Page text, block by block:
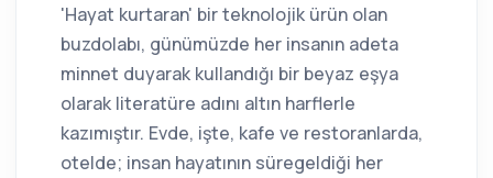
'Hayat kurtaran' bir teknolojik ürün olan
buzdolabı, günümüzde her insanın adeta
minnet duyarak kullandığı bir beyaz eşya
olarak literatüre adını altın harflerle
kazımıştır. Evde, işte, kafe ve restoranlarda,
otelde; insan hayatının süregeldiği her